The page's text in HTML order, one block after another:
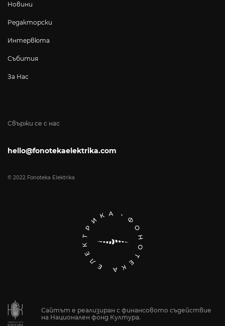
Свържи се с нас
hello@fonotekaelektrika.com
© 2022 Fonoteka Elektrika
Новини
Редакторски
Интервюта
Събития
За Нас
Сайтът е реализиран с финансовото съдействие
на Национален фонд Култура.